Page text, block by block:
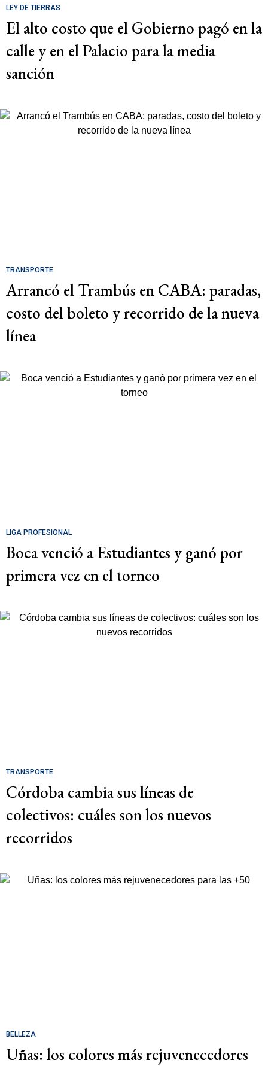
LEY DE TIERRAS
El alto costo que el Gobierno pagó en la
calle y en el Palacio para la media
sanción
TRANSPORTE
Arrancó el Trambús en CABA: paradas,
costo del boleto y recorrido de la nueva
línea
LIGA PROFESIONAL
Boca venció a Estudiantes y ganó por
primera vez en el torneo
TRANSPORTE
Córdoba cambia sus líneas de
colectivos: cuáles son los nuevos
recorridos
BELLEZA
Uñas: los colores más rejuvenecedores